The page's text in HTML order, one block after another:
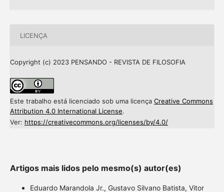
LICENÇA
Copyright (c) 2023 PENSANDO - REVISTA DE FILOSOFIA
Este trabalho está licenciado sob uma licença Creative Commons
Attribution 4.0 International License.
Ver: https://creativecommons.org/licenses/by/4.0/
Artigos mais lidos pelo mesmo(s) autor(es)
Eduardo Marandola Jr., Gustavo Silvano Batista, Vitor